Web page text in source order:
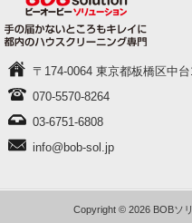
〒174-0064 東京都板橋区中
070-5570-8264
03-6751-6808
info@bob-sol.jp
Copyright © 2026 BOBソ